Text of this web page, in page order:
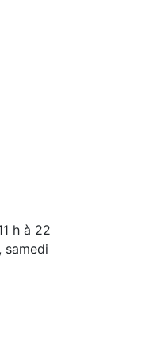
h à 22
samedi